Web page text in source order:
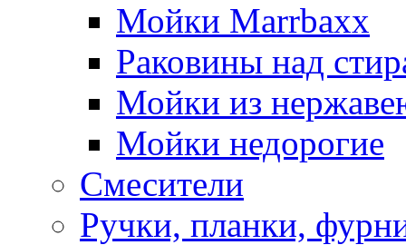
Мойки Marrbaxx
Раковины над
Мойки из
Мойки недорогие
Смесители
Ручки, планки,